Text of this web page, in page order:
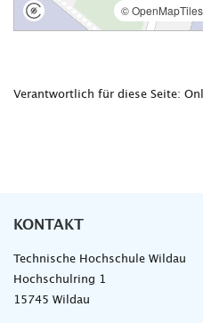
Verantwortlich für diese Seite:
KONTAKT
Technische Hochschule Wildau
Hochschulring 1
15745 Wildau